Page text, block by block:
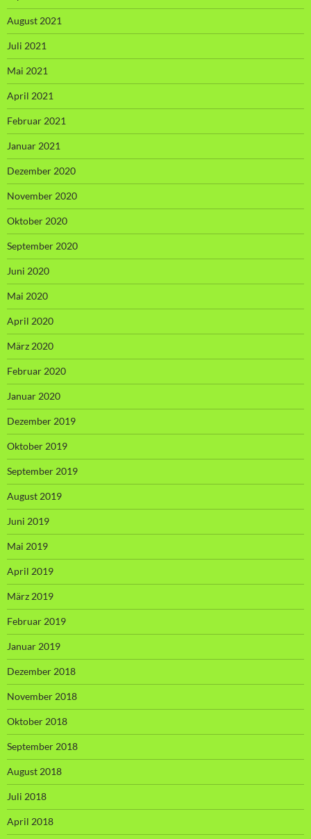
August 2021
Juli 2021
Mai 2021
April 2021
Februar 2021
Januar 2021
Dezember 2020
November 2020
Oktober 2020
September 2020
Juni 2020
Mai 2020
April 2020
März 2020
Februar 2020
Januar 2020
Dezember 2019
Oktober 2019
September 2019
August 2019
Juni 2019
Mai 2019
April 2019
März 2019
Februar 2019
Januar 2019
Dezember 2018
November 2018
Oktober 2018
September 2018
August 2018
Juli 2018
April 2018